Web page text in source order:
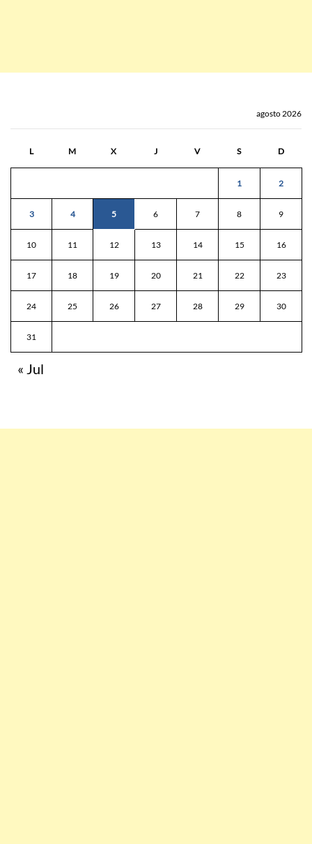
agosto 2026
L M X J V S D
1 2
3 4 5 6 7 8 9
10 11 12 13 14 15 16
17 18 19 20 21 22 23
24 25 26 27 28 29 30
31
« Jul